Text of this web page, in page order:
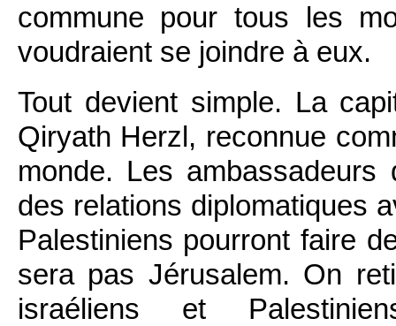
commune pour tous les
voudraient se joindre à eux.
Tout devient simple. La
Qiryath Herzl, reconnue
monde. Les
des relations diplomatiques
Palestiniens pourront faire
sera pas Jérusalem. On
israéliens et